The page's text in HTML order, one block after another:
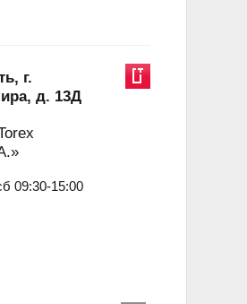
г.
д. 13Д
09:30-15:00